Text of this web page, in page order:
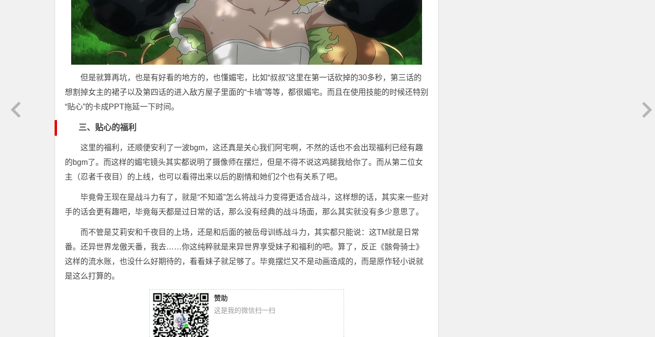
但是就算再坑，也是有好看的地方的，也懂媚宅，比如“叔叔”这里在第一话砍掉的30多秒，第三话的
想割掉女主的裙子以及第四话的进入敌方屋子里面的“卡墙”等等，都很媚宅。而且在使用技能的时候还特别
“贴心”的卡成PPT拖延一下时间。
三、贴心的福利
这里的福利，还顺便安利了一波bgm，这还真是关心我们阿宅啊，不然的话也不会出现福利已经有趣
的bgm了。而这样的媚宅镜头其实都说明了摄像师在摆烂，但是不得不说这鸡腿我给你了。而从第二位女
主（忍者千夜目）的上线，也可以看得出来以后的剧情和她们2个也有关系了吧。
毕竟骨王现在是战斗力有了，就是“不知道”怎么将战斗力变得更适合战斗，这样想的话，其实来一些对
手的话会更有趣吧，毕竟每天都是过日常的话，那么没有经典的战斗场面，那么其实就没有多少意思了。
而不管是艾莉安和千夜目的上场，还是和后面的被岳母训练战斗力，其实都只能说：这TM就是日常
番。还异世界龙傲天番，我去……你这纯粹就是来异世界享受妹子和福利的吧。算了，反正《骸骨骑士》
这样的流水账，也没什么好期待的，看看妹子就足够了。毕竟摆烂又不是动画造成的，而是原作轻小说就
是这么打算的。
赞助
这是我的微信扫一扫